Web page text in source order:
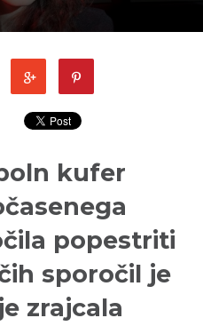
kufer
popestriti
sporočil je
zrajcala